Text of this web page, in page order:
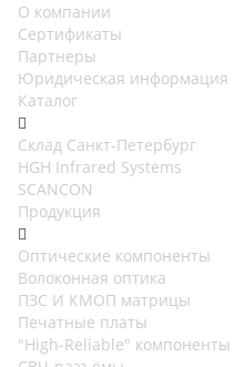
О компании
Сертификаты
Партнеры
Юридическая информация
Каталог
Cклад Санкт-Петербург
HGH Infrared Systems
SCANCON
Продукция
Оптические компоненты
Волоконная оптика
ПЗС И КМОП матрицы
Печатные платы
"High-Reliable" компоненты